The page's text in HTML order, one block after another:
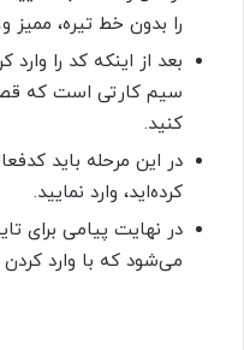
را بدون خط تیره، ممیز
بعد از اینکه کد را وارد
سیم کارتی است که قصد
کنید.
در این مرحله باید
کرده‌اید، وارد نمایید.
در نهایت پیامی برای
می‌شود که با وارد کردن عدد 1 می‌توانید آن را